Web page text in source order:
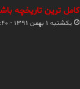
کامل ترین تاریخچه
یکشنبه ۱ بهمن ۱۳۹۱ - ۲۱:۴۰